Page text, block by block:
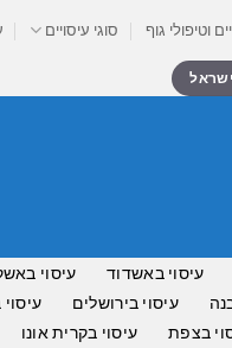
סוגי עיסויים
עיסוי באשדוד עיסוי
עיסוי בירושלים
בצפת עיסוי בקרית אונו